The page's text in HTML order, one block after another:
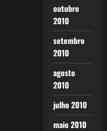
outubro
2010
setembro
2010
agosto
2010
julho 2010
maio 2010